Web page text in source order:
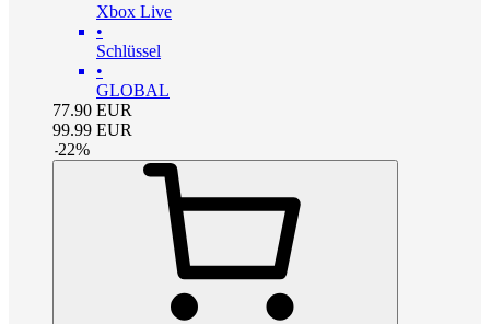
Xbox Live
•
Schlüssel
•
GLOBAL
77.90 EUR
99.99 EUR
-22%